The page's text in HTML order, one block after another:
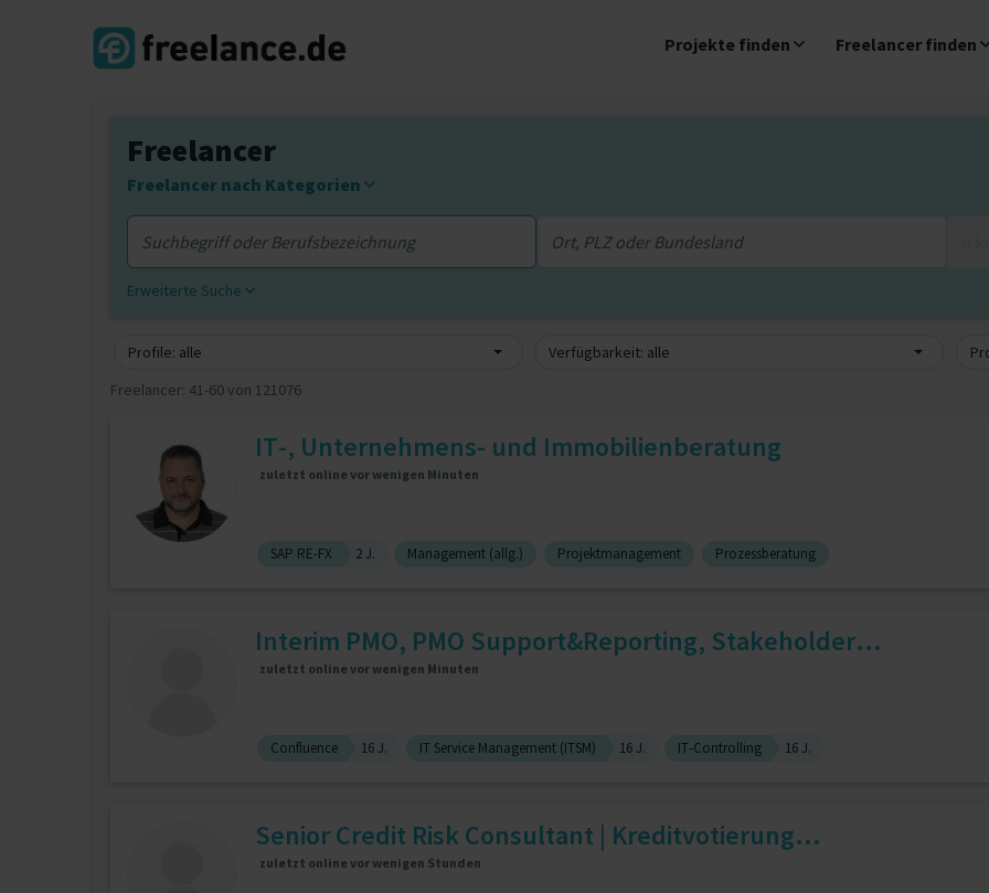
Projekte finden Freelancer finden
Freelancer
Freelancer nach Kategorien
Erweiterte Suche
Profile: alle Verfügbarkeit: alle
Freelancer: 41-60 von 121076
IT-, Unternehmens- und Immobilienberatung
zuletzt online vor wenigen Minuten
SAP RE-FX 2 J. Management (allg.) Projektmanagement Prozessberatung
Interim PMO, PMO Support&Reporting, Stakeholder...
zuletzt online vor wenigen Minuten
Confluence 16 J. IT Service Management (ITSM) 16 J. IT-Controlling 16 J.
Senior Credit Risk Consultant | Kreditvotierung...
zuletzt online vor wenigen Stunden